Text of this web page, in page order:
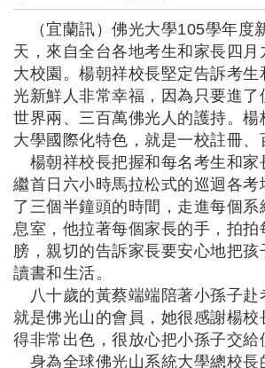
（宜蘭訊）佛光大學105學年度
天，來自全台各地考生和家長四月
大校園。楊朝祥校長堅定告訴考生
光新鮮人非常幸福，因為只要進了
世界兩、三百萬佛光人的護持。楊
大學國際化特色，就是一校註冊、
楊朝祥校長把握和每名考生和家
繼首日六小時馬拉松式的巡迴各考
了三個半鐘頭的時間，走進每個
息室，他拉著每個家長的手，拍拍
膀，親切的告訴家長要安心地把孩
讀書和生活。
八十歲的黃蔡端端陪著小孫子赴
就是佛光山的會員，她很感謝楊校
得非常出色，很放心把小孫子交給
身為全球佛光山系統大學總校長